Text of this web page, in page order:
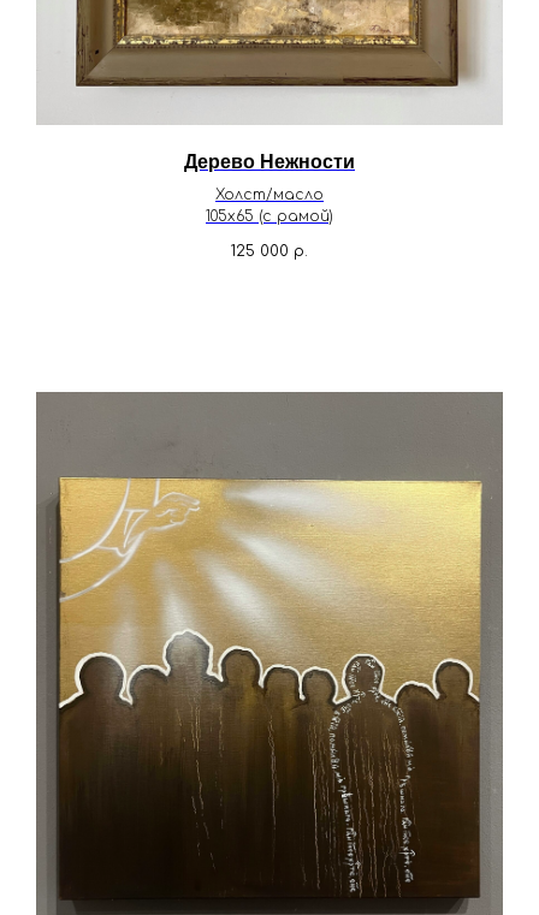
Дерево Нежности
Холст/масло
105х65 (с рамой)
125 000 р.